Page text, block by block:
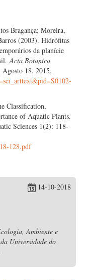
Bragança; Moreira,
(2003). Hidrófitas
da planície
Acta Botanica
18, 2015,
Classification,
of Aquatic Plants.
Sciences 1(2): 118-
128.pdf
14-10-2018
Ambiente e
Universidade do